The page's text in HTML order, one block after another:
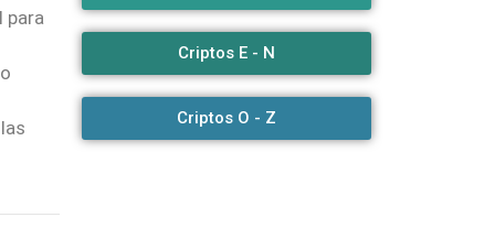
para
Criptos E - N
Criptos O - Z